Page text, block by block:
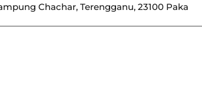
Chachar, Terengganu, 23100 Paka